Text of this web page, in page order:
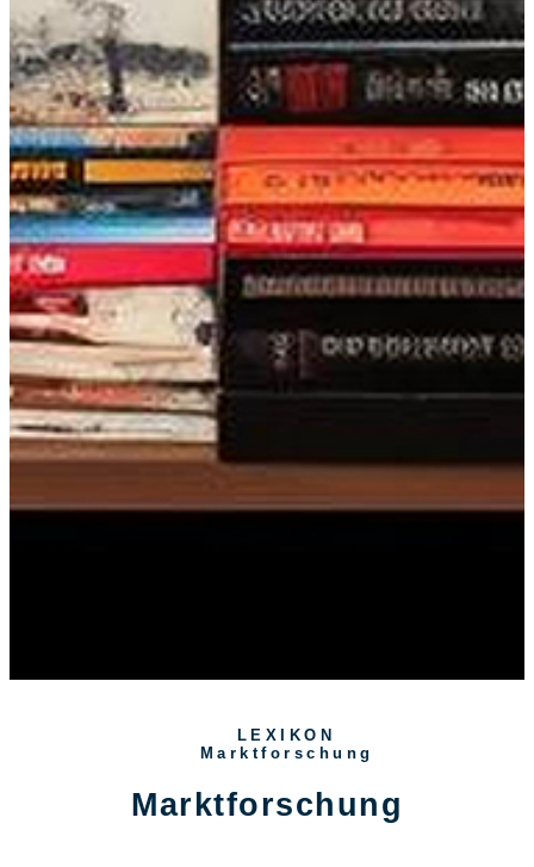
LEXIKON
Marktforschung
Marktforschung